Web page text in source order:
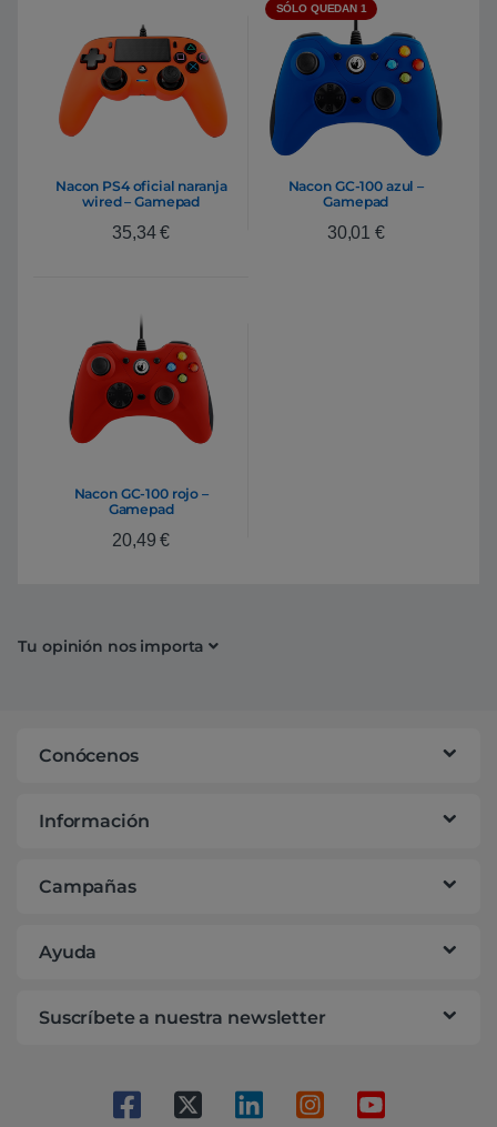
Nacon PS4 oficial naranja
wired – Gamepad
35,34€
SÓLO QUEDAN 1
Nacon GC-100 azul –
Gamepad
30,01 €
Nacon GC-100 rojo –
Gamepad
20,49€
Tu opinión nos importa
Conócenos
Información
Campañas
Ayuda
Suscríbete a nuestra newsletter